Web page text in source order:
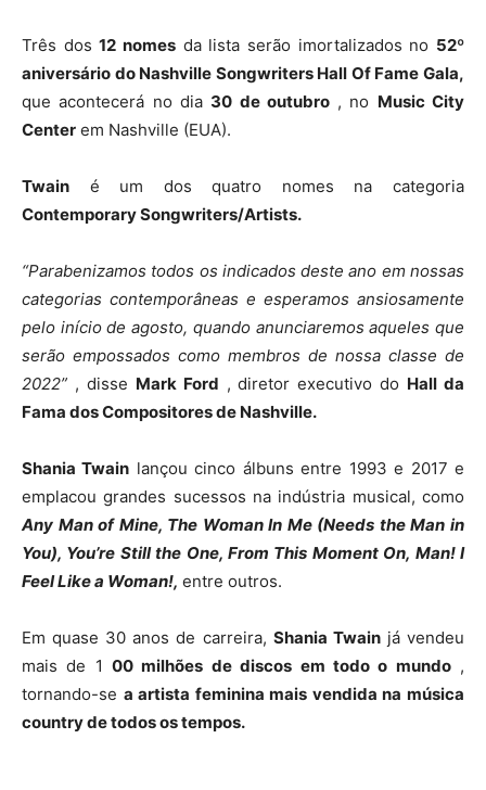
Três dos12 nomes da lista serão imortalizados no 52º
aniversário do Nashville Songwriters Hall Of Fame Gala,
que acontecerá no dia 30 de outubro, no Music City
Center em Nashville (EUA).
Twain é um dos quatro nomes na categoria
Contemporary Songwriters/Artists.
“Parabenizamos todos os indicados deste ano em nossas
categorias contemporâneas e esperamos ansiosamente
pelo início de agosto, quando anunciaremos aqueles que
serão empossados ​​como membros de nossa classe de
2022” , disse Mark Ford , diretor executivo do Hall da
Fama dos Compositores de Nashville.
Shania Twain lançou cinco álbuns entre 1993 e 2017 e
emplacou grandes sucessos na indústria musical, como
Any Man of Mine, The Woman In Me (Needs the Man in
You), You’re Still the One, From This Moment On, Man! I
Feel Like a Woman!, entre outros.
Em quase 30 anos de carreira, Shania Twainjá vendeu
mais de 100 milhões de discos em todo o mundo,
tornando-se a artista feminina mais vendida na música
country de todos os tempos.